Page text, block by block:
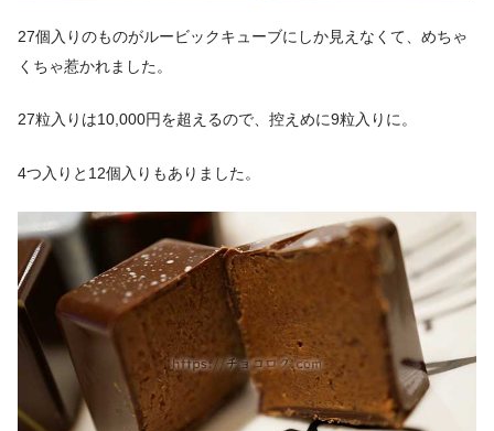
27個入りのものがルービックキューブにしか見えなくて、めちゃ
くちゃ惹かれました。
27粒入りは10,000円を超えるので、控えめに9粒入りに。
4つ入りと12個入りもありました。